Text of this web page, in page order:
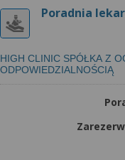
Poradnia
HIGH CLINIC SPÓŁKA Z
ODPOWIEDZIALNOŚCIĄ